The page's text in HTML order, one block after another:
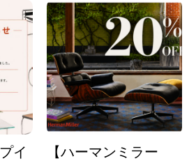
イ
【ハーマンミラー